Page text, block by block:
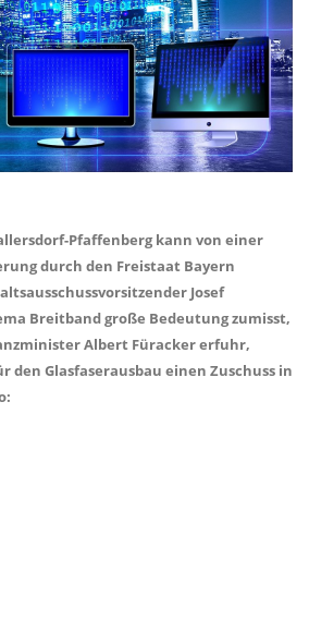
Pfaffenberg kann von einer
durch den Freistaat Bayern
Josef
Breitband große Bedeutung zumisst,
Albert Füracker erfuhr,
den Glasfaserausbau einen Zuschuss in